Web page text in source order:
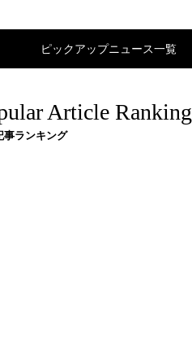
ピックアップニュース一覧
Article Ranking
事ランキング